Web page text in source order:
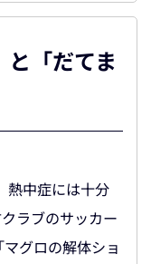
と「だてま
熱中症には十分
ラブのサッカー
グロの解体ショ